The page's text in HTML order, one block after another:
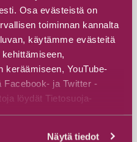
Osa evästeistä on
toiminnan kannalta
käytämme evästeitä
keräämiseen, YouTube-
Facebook- ja Twitter -
löydät Tietosuoja-
Näytä tiedot